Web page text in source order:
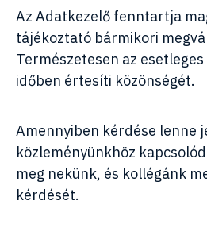
Az Adatkezelő fenntartja
tájékoztató bármikori
Természetesen az
időben értesíti közönségét.
Amennyiben kérdése lenne
közleményünkhöz
meg nekünk, és kollégánk
kérdését.